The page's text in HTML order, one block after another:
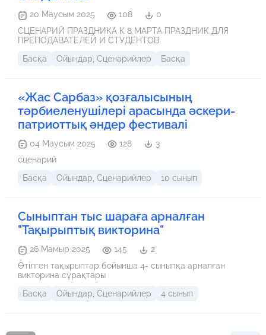
20 Маусым 2025 108
0
СЦЕНАРИЙ ПРАЗДНИКА К 8 МАРТА ПРАЗДНИК ДЛЯ
ПРЕПОДАВАТЕЛЕЙ И СТУДЕНТОВ
Басқа
Ойындар, Сценарийлер Басқа
«Жас Сарбаз» қозғалысының
тәрбиеленушілері арасында әскери-
патриоттық әндер фестивалі
04 Маусым 2025 128
3
сценарий
Басқа
Ойындар, Сценарийлер 10 сынып
Сыныптан тыс шараға арналған
"Тақырыптық викторина"
26 Мамыр 2025 145
2
Өтілген тақырыптар бойынша 4- сыныпқа арналған
викторина сұрақтары
Басқа
Ойындар, Сценарийлер 4 сынып